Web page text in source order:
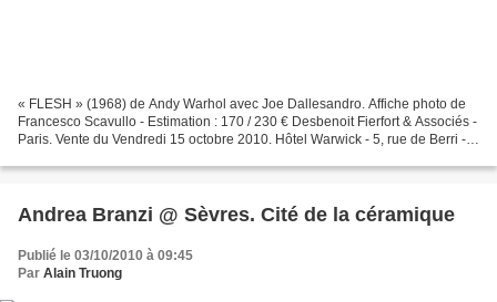
« FLESH » (1968) de Andy Warhol avec Joe Dallesandro. Affiche photo de
Francesco Scavullo - Estimation : 170 / 230 € Desbenoit Fierfort & Associés -
Paris. Vente du Vendredi 15 octobre 2010. Hôtel Warwick - 5, rue de Berri -
Andrea Branzi @ Sèvres. Cité de la céramique
Publié le 03/10/2010 à 09:45
Par Alain Truong